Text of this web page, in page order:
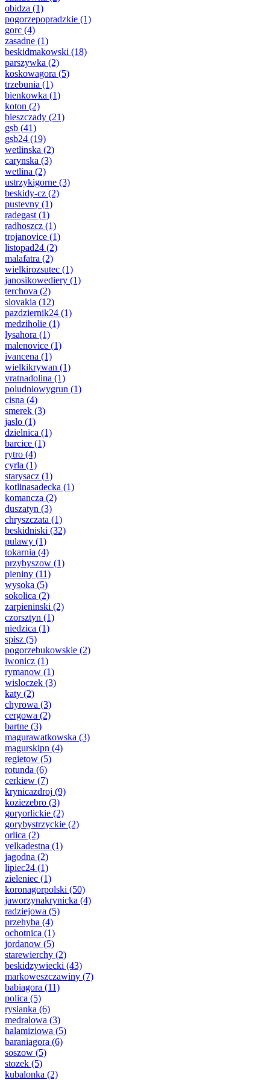
obidza (1)
pogorzepopradzkie (1)
gorc (4)
zasadne (1)
beskidmakowski (18)
parszywka (2)
koskowagora (5)
trzebunia (1)
bienkowka (1)
koton (2)
bieszczady (21)
gsb (41)
gsb24 (19)
wetlinska (2)
carynska (3)
wetlina (2)
ustrzykigorne (3)
beskidy-cz (2)
pustevny (1)
radegast(1)
radhoszcz (1)
trojanovice (1)
listopad24 (2)
malafatra (2)
wielkirozsutec (1)
janosikowediery (1)
terchova (2)
slovakia (12)
pazdziernik24 (1)
medziholie (1)
lysahora (1)
malenovice (1)
ivancena (1)
wielkikrywan (1)
vratnadolina (1)
poludniowygrun (1)
cisna (4)
smerek (3)
jaslo (1)
dzielnica (1)
barcice (1)
rytro (4)
cyrla (1)
starysacz (1)
kotlinasadecka (1)
komancza (2)
duszatyn (3)
chryszczata (1)
beskidniski (32)
pulawy (1)
tokarnia (4)
przybyszow (1)
pieniny (11)
wysoka (5)
sokolica (2)
zarpieninski (2)
czorsztyn (1)
niedzica (1)
spisz (5)
pogorzebukowskie (2)
iwonicz (1)
rymanow (1)
wisloczek (3)
katy (2)
chyrowa (3)
cergowa (2)
bartne (3)
magurawatkowska (3)
magurskipn (4)
regietow (5)
rotunda (6)
cerkiew (7)
krynicazdroj (9)
koziezebro (3)
goryorlickie (2)
gorybystrzyckie (2)
orlica (2)
velkadestna (1)
jagodna (2)
lipiec24 (1)
zieleniec (1)
koronagorpolski (50)
jaworzynakrynicka (4)
radziejowa (5)
przehyba (4)
ochotnica (1)
jordanow (5)
starewierchy (2)
beskidzywiecki (43)
markoweszczawiny (7)
babiagora (11)
polica (5)
rysianka (6)
medralowa (3)
halamiziowa (5)
baraniagora (6)
soszow (5)
stozek (5)
kubalonka (2)